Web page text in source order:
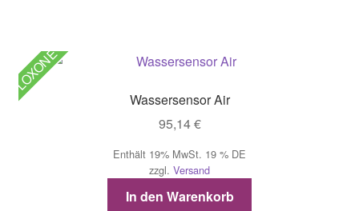
LOXONE
Wassersensor Air
95,14€
Enthält 19% MwSt. 19 % DE
zzgl. Versand
In den Warenkorb